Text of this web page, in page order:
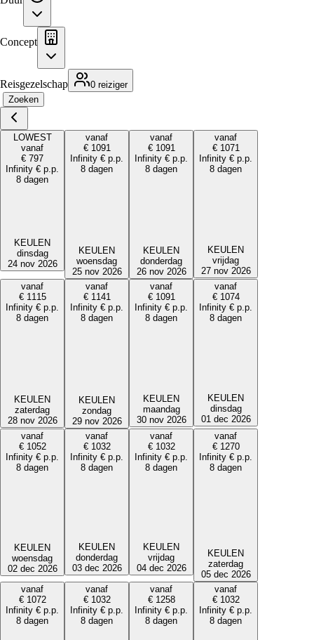
Concept
Reisgezelschap
0 reiziger
Zoeken
LOWEST
vanaf
€ 797
Infinity € p.p.
8 dagen
KEULEN
dinsdag
24 nov 2026
vanaf
€ 1091
Infinity € p.p.
8 dagen
KEULEN
woensdag
25 nov 2026
vanaf
€ 1091
Infinity € p.p.
8 dagen
KEULEN
donderdag
26 nov 2026
vanaf
€ 1071
Infinity € p.p.
8 dagen
KEULEN
vrijdag
27 nov 2026
vanaf
€ 1115
Infinity € p.p.
8 dagen
KEULEN
zaterdag
28 nov 2026
vanaf
€ 1141
Infinity € p.p.
8 dagen
KEULEN
zondag
29 nov 2026
vanaf
€ 1091
Infinity € p.p.
8 dagen
KEULEN
maandag
30 nov 2026
vanaf
€ 1074
Infinity € p.p.
8 dagen
KEULEN
dinsdag
01 dec 2026
vanaf
€ 1052
Infinity € p.p.
8 dagen
KEULEN
woensdag
02 dec 2026
vanaf
€ 1032
Infinity € p.p.
8 dagen
KEULEN
donderdag
03 dec 2026
vanaf
€ 1032
Infinity € p.p.
8 dagen
KEULEN
vrijdag
04 dec 2026
vanaf
€ 1270
Infinity € p.p.
8 dagen
KEULEN
zaterdag
05 dec 2026
vanaf
€ 1072
Infinity € p.p.
8 dagen
vanaf
€ 1032
Infinity € p.p.
8 dagen
vanaf
€ 1258
Infinity € p.p.
8 dagen
vanaf
€ 1032
Infinity € p.p.
8 dagen